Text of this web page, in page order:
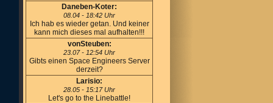
Daneben-Koter:
08.04 - 18:42 Uhr
Ich hab es wieder getan. Und keiner
kann mich dieses mal aufhalten!!!
vonSteuben:
23.07 - 12:54 Uhr
Gibts einen Space Engineers Server
derzeit?
Larisio:
28.05 - 15:17 Uhr
Let's go to the Linebattle!